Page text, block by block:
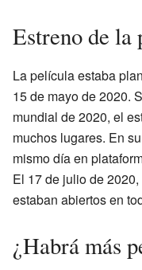
Estreno de la
La película estaba
15 de mayo de 2020.
mundial de 2020, el
muchos lugares. En
mismo día en
El 17 de julio de
estaban abiertos en
¿Habrá más